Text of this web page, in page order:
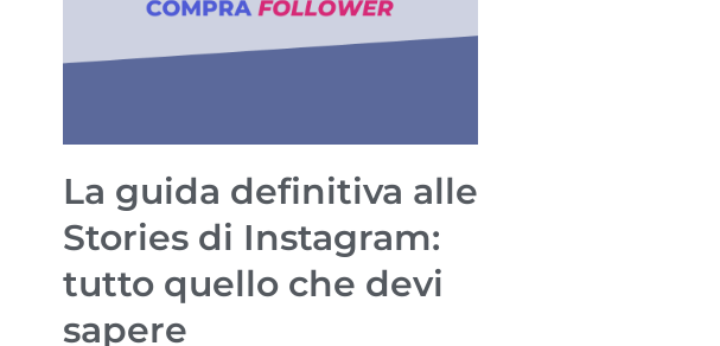
La guida definitiva alle
Stories di Instagram:
tutto quello che devi
sapere